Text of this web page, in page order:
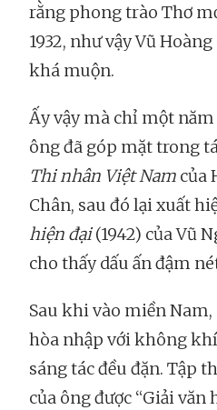
rằng phong trào Thơ
1932, như vậy Vũ
khá muộn.
Ấy vậy mà chỉ một năm
ông đã góp mặt trong
Thi nhân Việt Nam của
Chân, sau đó lại xuất
hiện đại(1942) của Vũ
cho thấy dấu ấn đậm
Sau khi vào miền
hòa nhập với không
sáng tác đều đặn. Tập
của ông được “Giải